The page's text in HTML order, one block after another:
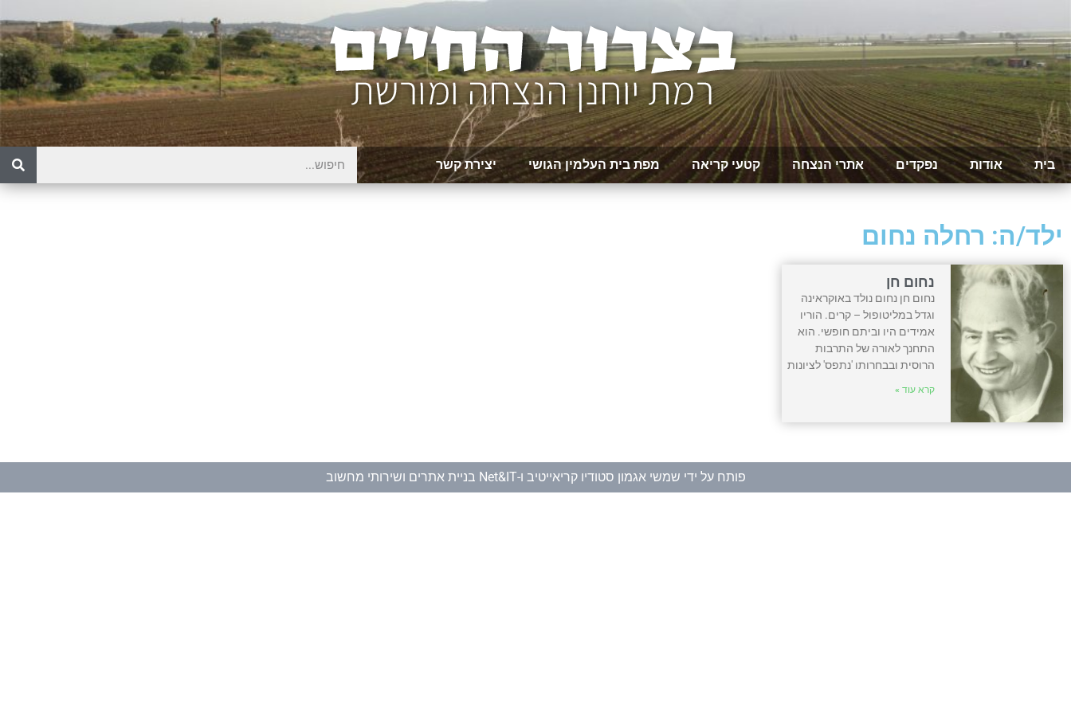
בית אודות נפקדים אתרי הנצחה קטעי קריאה מפת בית העלמין הגושי יצירת קשר
ילד/ה: רחלה נחום
נחום חן
נחום חן נחום נולד באוקראינה
וגדל במליטופול – קרים. הוריו
אמידים היו וביתם חופשי. הוא
התחנך לאורה של התרבות
הרוסית ובבחרותו 'נתפס' לציונות
קרא עוד »
פותח על ידי שמשי אגמון סטודיו קריאייטיב ו-Net&IT בניית אתרים ושירותי מחשוב